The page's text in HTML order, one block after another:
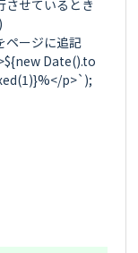
p>`);